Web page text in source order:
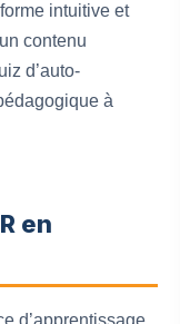
intuitive et
contenu
d’auto-
à
en